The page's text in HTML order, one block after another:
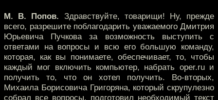
М. В. Попов. Здравствуйте, товарищи! Ну, прежде
всего, разрешите поблагодарить уважаемого Дмитрия
Юрьевича Пучкова за возможность выступить с
ответами на вопросы и всю его большую команду,
которая, как вы понимаете, обеспечивает, то, чтобы
каждый мог включить компьютер, набрать oper.ru и
получить то, что он хотел получить. Во-вторых,
Михаила Борисовича Григоряна, который скрупулезно
собрал все вопросы, подготовил необходимый текст